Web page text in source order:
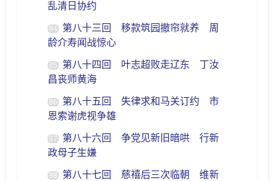
乱清日协约
84
第八十三回 移款筑园撤帘就养 周
龄介寿闻战惊心
85
第八十四回 叶志超败走辽东 丁汝
昌丧师黄海
86
第八十五回 失律求和马关订约 市
恩索谢虎视争雄
87
第八十六回 争党见新旧暗哄 行新
政母子生嫌
88
第八十七回 慈禧后三次临朝 维新